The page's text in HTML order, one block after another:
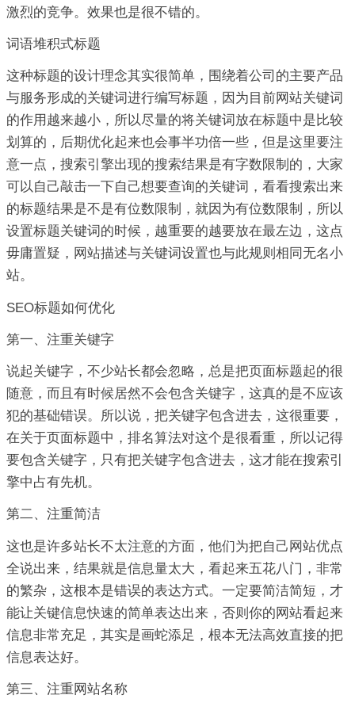
激烈的竞争。效果也是很不错的。
词语堆积式标题
这种标题的设计理念其实很简单，围绕着公司的主要产品
与服务形成的关键词进行编写标题，因为目前网站关键词
的作用越来越小，所以尽量的将关键词放在标题中是比较
划算的，后期优化起来也会事半功倍一些，但是这里要注
意一点，搜索引擎出现的搜索结果是有字数限制的，大家
可以自己敲击一下自己想要查询的关键词，看看搜索出来
的标题结果是不是有位数限制，就因为有位数限制，所以
设置标题关键词的时候，越重要的越要放在最左边，这点
毋庸置疑，网站描述与关键词设置也与此规则相同无名小
站。
SEO标题如何优化
第一、注重关键字
说起关键字，不少站长都会忽略，总是把页面标题起的很
随意，而且有时候居然不会包含关键字，这真的是不应该
犯的基础错误。所以说，把关键字包含进去，这很重要，
在关于页面标题中，排名算法对这个是很看重，所以记得
要包含关键字，只有把关键字包含进去，这才能在搜索引
擎中占有先机。
第二、注重简洁
这也是许多站长不太注意的方面，他们为把自己网站优点
全说出来，结果就是信息量太大，看起来五花八门，非常
的繁杂，这根本是错误的表达方式。一定要简洁简短，才
能让关键信息快速的简单表达出来，否则你的网站看起来
信息非常充足，其实是画蛇添足，根本无法高效直接的把
信息表达好。
第三、注重网站名称